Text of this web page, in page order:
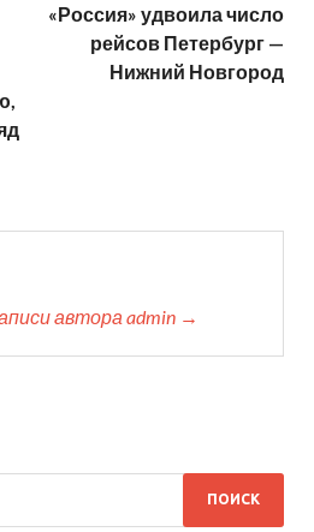
«Россия» удвоила число
рейсов Петербург —
Нижний Новгород
автора admin →